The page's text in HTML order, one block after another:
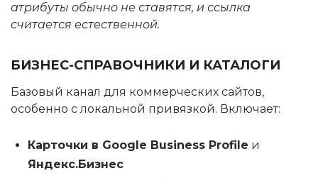
атрибуты обычно не ставятся, и ссылка
считается естественной.
БИЗНЕС-СПРАВОЧНИКИ И КАТАЛОГИ
Базовый канал для коммерческих сайтов,
особенно с локальной привязкой. Включает:
Карточки в Google Business Profile и
Яндекс.Бизнес